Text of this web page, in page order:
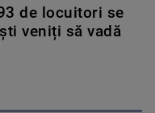
de locuitori se
veniți să vadă